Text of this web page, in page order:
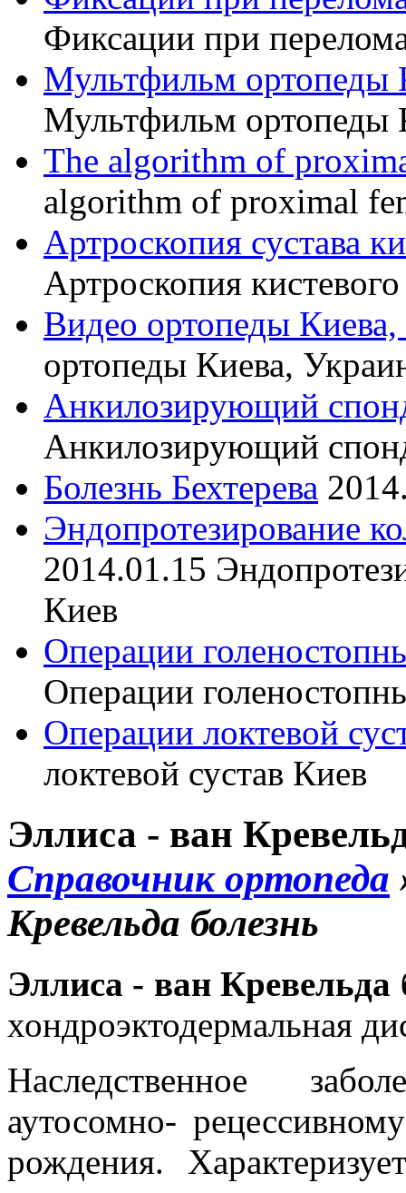
Фиксации при
Мультфильм ортопеды
Мультфильм ортопеды
The algorithm of
algorithm of proximal
Артроскопия сустава
Артроскопия
Видео ортопеды
ортопеды Киева,
Анкилозирующий
Анкилозирующий
Болезнь Бехтерева
Эндопротезирование
2014.01.15
Киев
Операции
Операции
Операции локтевой
локтевой сустав Киев
Эллиса - ван
Справочник ортопеда
Кревельда болезнь
Эллиса - ван Кревельда
хондроэктодермальная
Наследственное
аутосомно-
рождения.